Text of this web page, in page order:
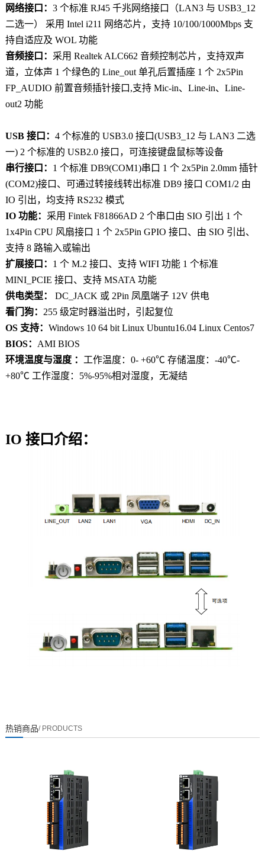
网络接口： 3 个标准 RJ45 千兆网络接口（LAN3 与 USB3_12
二选一） 采用 Intel i211 网络芯片，支持 10/100/1000Mbps 支
持自适应及 WOL 功能
音频接口： 采用 Realtek ALC662 音频控制芯片，支持双声
道，立体声 1 个绿色的 Line_out 单孔后置插座 1 个 2x5Pin
FP_AUDIO 前置音频插针接口,支持 Mic-in、Line-in、Line-
out2 功能
USB 接口： 4 个标准的 USB3.0 接口(USB3_12 与 LAN3 二选
一) 2 个标准的 USB2.0 接口，可连接键盘鼠标等设备
串行接口： 1 个标准 DB9(COM1)串口 1 个 2x5Pin 2.0mm 插针
(COM2)接口、可通过转接线转出标准 DB9 接口 COM1/2 由
IO 引出，均支持 RS232 模式
IO 功能： 采用 Fintek F81866AD 2 个串口由 SIO 引出 1 个
1x4Pin CPU 风扇接口 1 个 2x5Pin GPIO 接口、由 SIO 引出、
支持 8 路输入或输出
扩展接口： 1 个 M.2 接口、支持 WIFI 功能 1 个标准
MINI_PCIE 接口、支持 MSATA 功能
供电类型： DC_JACK 或 2Pin 凤凰端子 12V 供电
看门狗： 255 级定时器溢出时，引起复位
OS 支持： Windows 10 64 bit Linux Ubuntu16.04 Linux Centos7
BIOS： AMI BIOS
环境温度与湿度 ： 工作温度：0- +60℃ 存储温度：-40℃-
+80℃ 工作湿度：5%-95%相对湿度，无凝结
IO 接口介绍：
热销商品/ PRODUCTS